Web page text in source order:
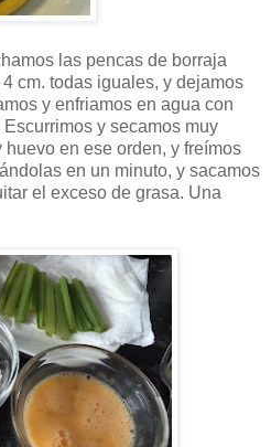
las pencas de borraja
cm. todas iguales, y dejamos
y enfriamos en agua con
y secamos muy
en ese orden, y freímos
en un minuto, y sacamos
el exceso de grasa. Una